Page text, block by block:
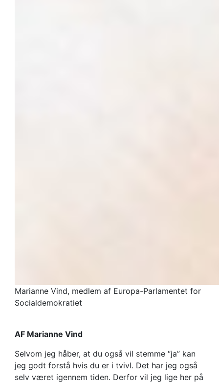
Marianne Vind, medlem af Europa-Parlamentet for
Socialdemokratiet
AF Marianne Vind
Selvom jeg håber, at du også vil stemme “ja” kan
jeg godt forstå hvis du er i tvivl. Det har jeg også
selv været igennem tiden. Derfor vil jeg lige her på